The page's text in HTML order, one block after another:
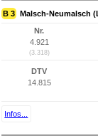
B 3 Malsch-Neumalsch
Nr.
4.921
(3.318)
DTV
14.815
Infos...